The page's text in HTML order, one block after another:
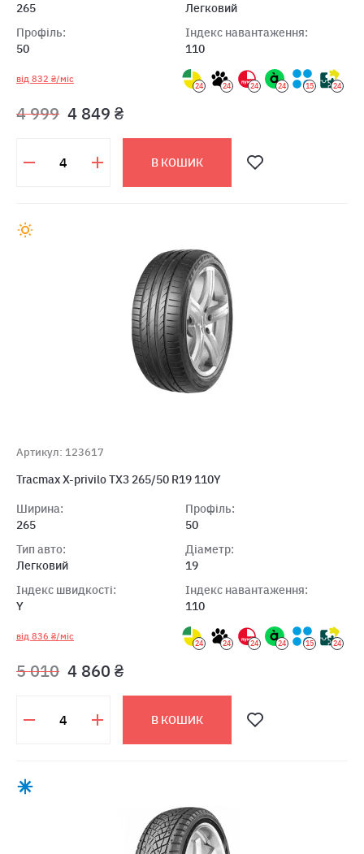
265
Профіль:
50
Легковий
Індекс навантаження:
110
від 832 ₴/міс
24 24 24 24 15 24
4 999 4 849 ₴
В КОШИК
Артикул: 123617
Tracmax X-privilo TX3 265/50 R19 110Y
Ширина:
265
Тип авто:
Легковий
Індекс швидкості:
Y
Профіль:
50
Діаметр:
19
Індекс навантаження:
110
від 836 ₴/міс
24 24 24 24 15 24
5 010 4 860 ₴
В КОШИК